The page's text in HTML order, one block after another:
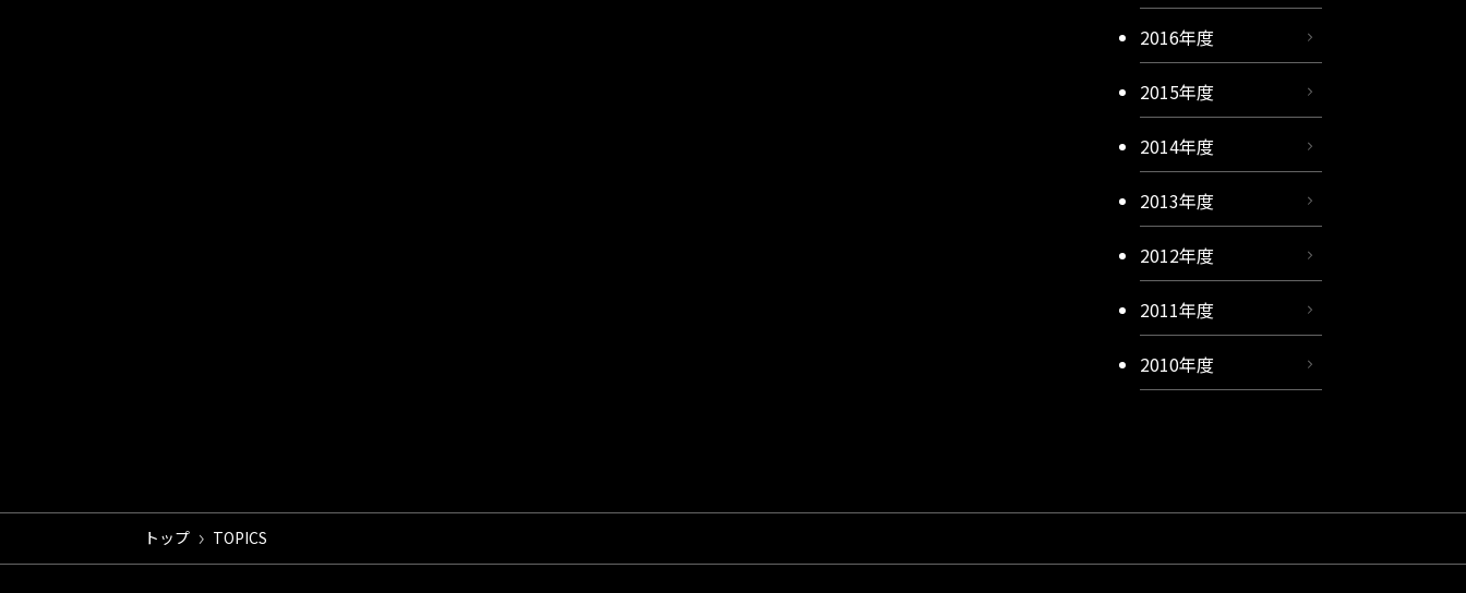
2016年度
2015年度
2014年度
2013年度
2012年度
2011年度
2010年度
トップ TOPICS